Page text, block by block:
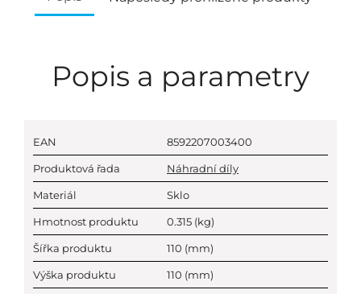
Popis a parametry
EAN 8592207003400
Produktová řada Náhradní díly
Materiál Sklo
Hmotnost produktu 0.315 (kg)
Šířka produktu 110 (mm)
Výška produktu 110 (mm)